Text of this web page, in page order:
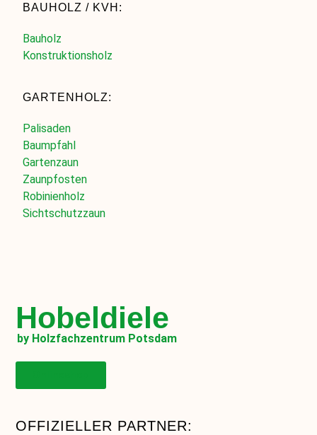
BAUHOLZ / KVH:
Bauholz
Konstruktionsholz
GARTENHOLZ:
Palisaden
Baumpfahl
Gartenzaun
Zaunpfosten
Robinienholz
Sichtschutzzaun
Hobeldiele
by Holzfachzentrum Potsdam
OFFIZIELLER PARTNER: